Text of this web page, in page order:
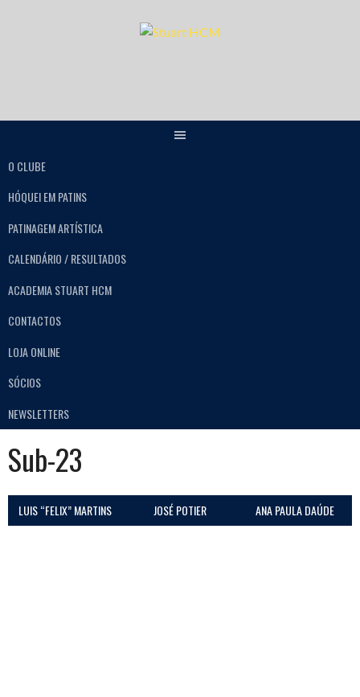
O CLUBE
HÓQUEI EM PATINS
PATINAGEM ARTÍSTICA
CALENDÁRIO / RESULTADOS
ACADEMIA STUART HCM
CONTACTOS
LOJA ONLINE
SÓCIOS
NEWSLETTERS
Sub-23
LUIS “FELIX” MARTINS JOSÉ POTIER ANA PAULA DAÚDE